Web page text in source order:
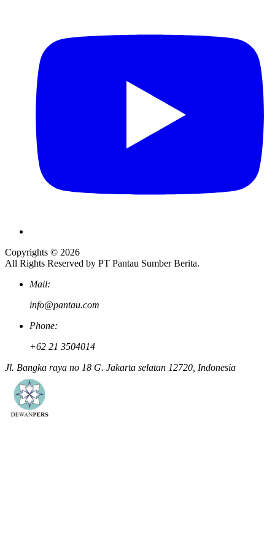
Copyrights © 2026
All Rights Reserved by PT Pantau Sumber Berita.
Mail:
info@pantau.com
Phone:
+62 21 3504014
Jl. Bangka raya no 18 G. Jakarta selatan 12720, Indonesia